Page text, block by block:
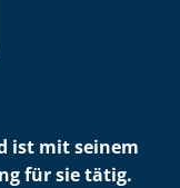
ist mit seinem
für sie tätig.